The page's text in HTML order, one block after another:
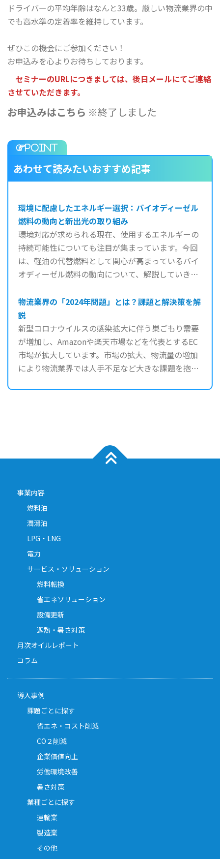
ドライバーの平均年齢はなんと33歳。厳しい物流業界の中
でも高水準の定着率を維持しています。
ぜひこの機会にご参加ください！
お申込みを心よりお待ちしております。
セミナーのURLにつきましては、後日メールにてご連絡
させていただきます。
お申込みはこちら ※終了しました
あわせて読みたいおすすめ記事
環境に配慮したエネルギー選択：バイオディーゼル
燃料の動向と新出光の取り組み
環境対応が求められる現在、使用するエネルギーの
持続可能性についても注目が集まっています。今回
は、軽油の代替燃料として関心が高まっているバイ
オディーゼル燃料の動向について、解説していきま
物流業界の「2024年問題」とは？課題と解決策を解
説
新型コロナウイルスの感染拡大に伴う巣ごもり需要
が増加し、Amazonや楽天市場などを代表とするEC
市場が拡大しています。市場の拡大、物流量の増加
により物流業界では人手不足など大きな課題を抱え
事業内容
燃料油
潤滑油
LPG・LNG
電力
サービス・ソリューション
燃料転換
省エネソリューション
設備更新
遮熱・暑さ対策
月次オイルレポート
コラム
導入事例
課題ごとに探す
省エネ・コスト削減
CO２削減
企業価値向上
労働環境改善
暑さ対策
業種ごとに探す
運輸業
製造業
その他